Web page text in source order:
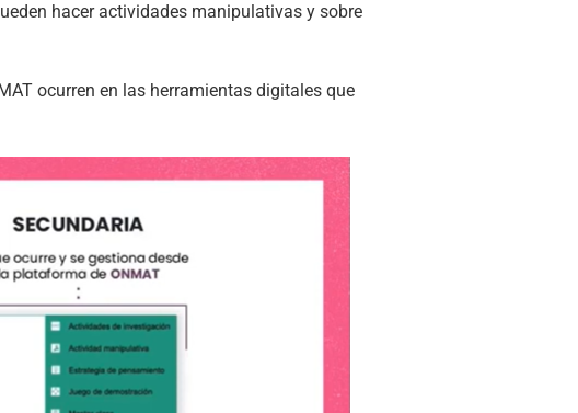
hacer actividades manipulativas y sobre
ocurren en las herramientas digitales que